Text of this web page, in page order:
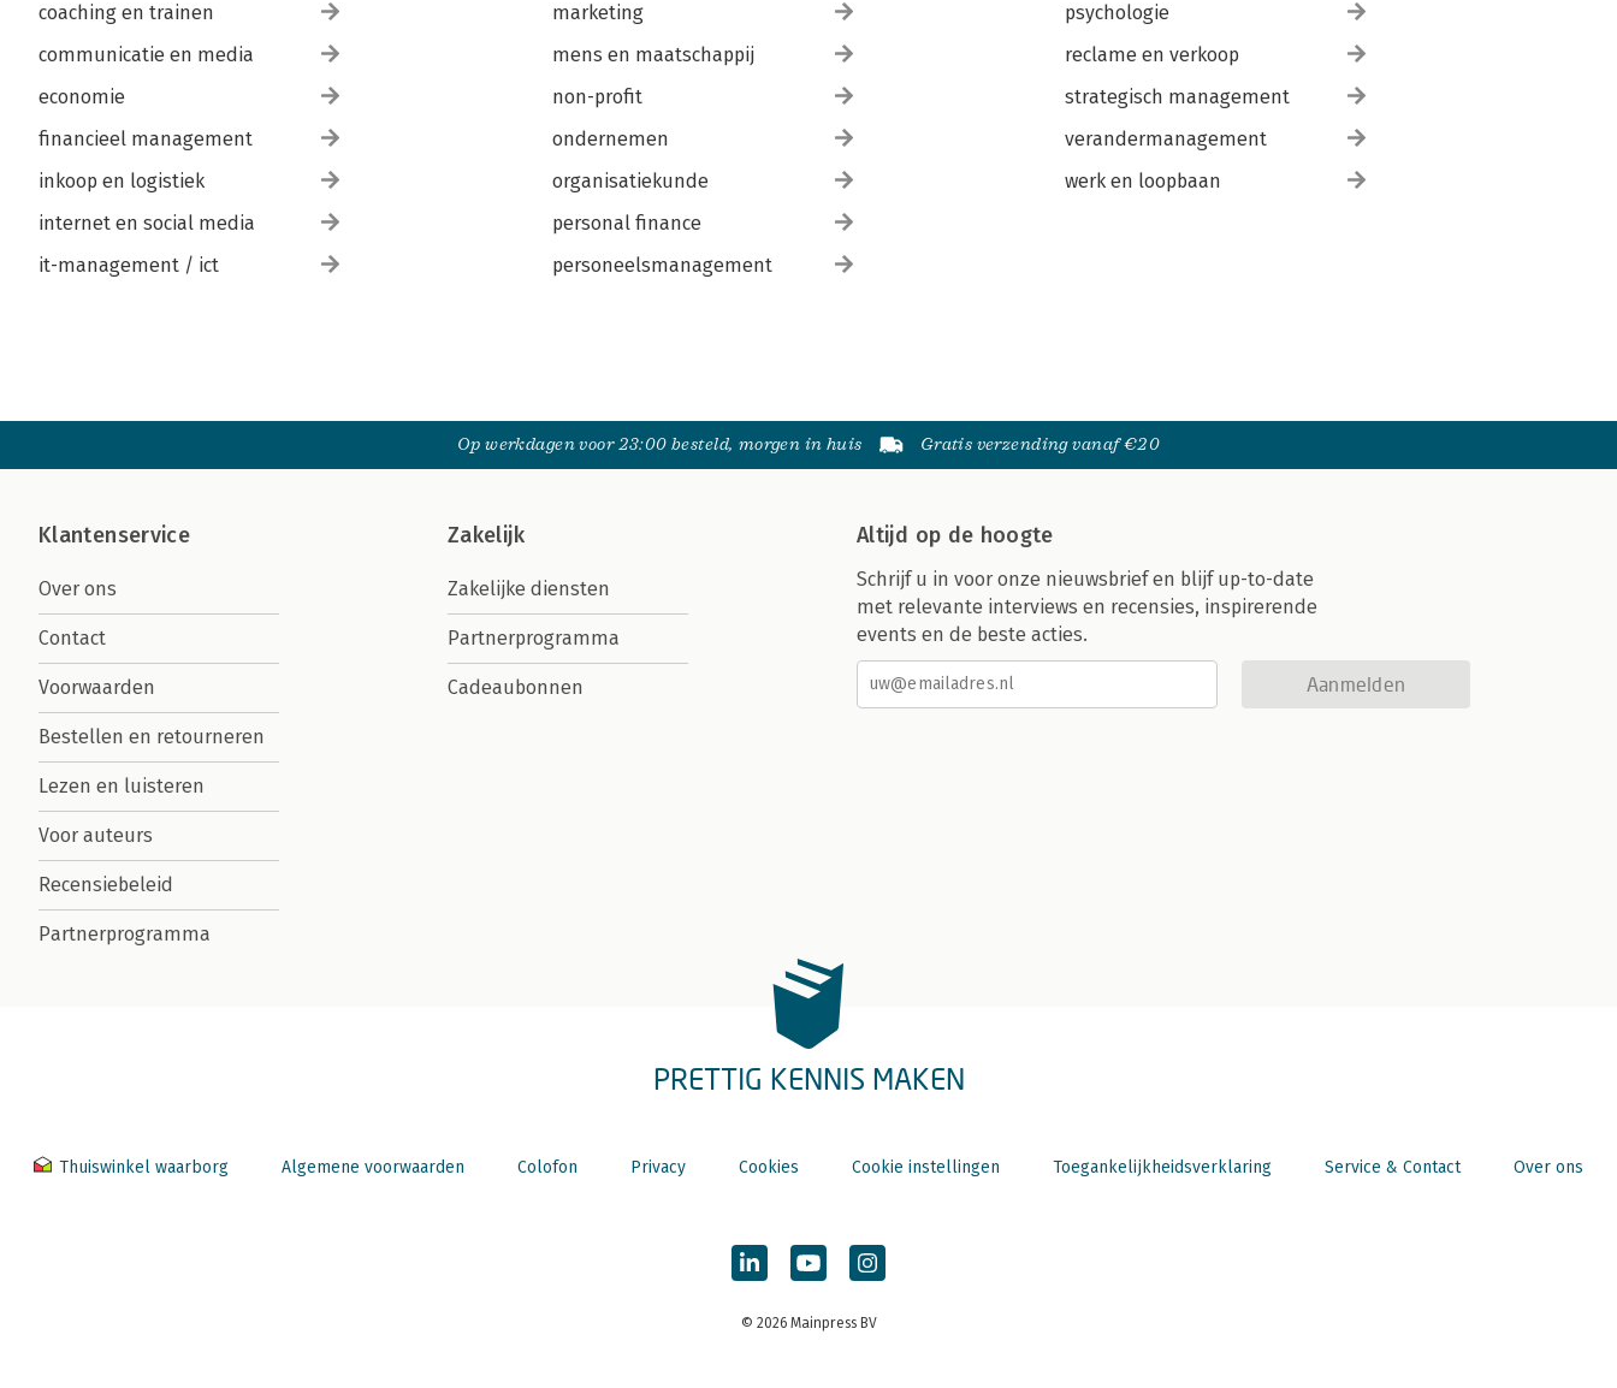
coaching en trainen
communicatie en media
economie
financieel management
inkoop en logistiek
internet en social media
it-management / ict
marketing
mens en maatschappij
non-profit
ondernemen
organisatiekunde
personal finance
personeelsmanagement
psychologie
reclame en verkoop
strategisch management
verandermanagement
werk en loopbaan
Op werkdagen voor 23:00 besteld, morgen in huis Gratis verzending vanaf €20
Klantenservice
Over ons
Contact
Voorwaarden
Bestellen en retourneren
Lezen en luisteren
Voor auteurs
Recensiebeleid
Partnerprogramma
Zakelijk
Zakelijke diensten
Partnerprogramma
Cadeaubonnen
Altijd op de hoogte
Schrijf u in voor onze nieuwsbrief en blijf up-to-date
met relevante interviews en recensies, inspirerende
events en de beste acties.
Aanmelden
PRETTIG KENNIS MAKEN
Thuiswinkel waarborg Algemene voorwaarden Colofon Privacy Cookies Cookie instellingen Toegankelijkheidsverklaring Service & Contact Over ons
© 2026 Mainpress BV